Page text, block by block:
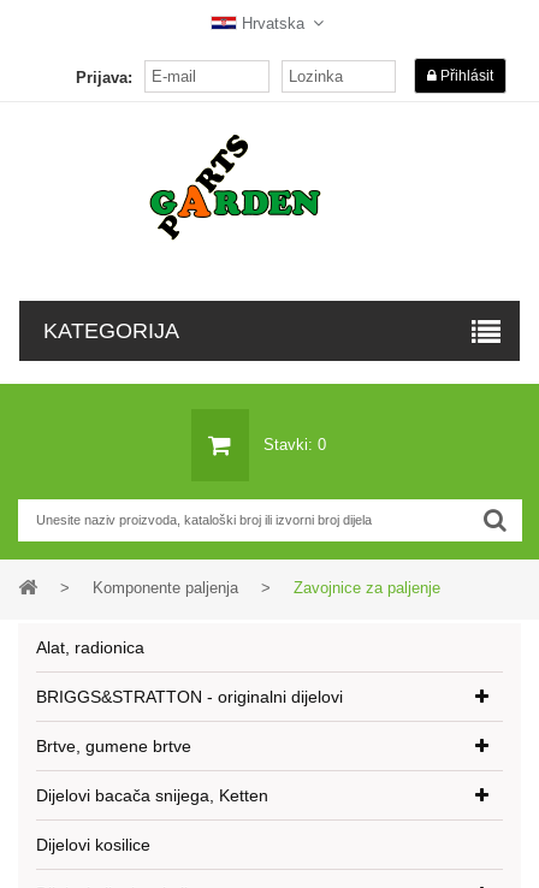
Hrvatska
Prijava: Přihlásit
KATEGORIJA
Stavki: 0
> Komponente paljenja > Zavojnice za paljenje
Alat, radionica
BRIGGS&STRATTON - originalni dijelovi
Brtve, gumene brtve
Dijelovi bacača snijega, Ketten
Dijelovi kosilice